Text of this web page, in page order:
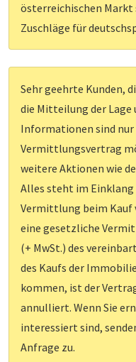
österreichischen Markt
Zuschläge für
Sehr geehrte Kunden,
die Mitteilung der
Informationen sind
Vermittlungsvertrag
weitere Aktionen wie
Alles steht im Einklang
Vermittlung beim Kauf
eine gesetzliche
(+ MwSt.) des
des Kaufs der
kommen, ist der
annulliert. Wenn Sie
interessiert sind,
Anfrage zu.